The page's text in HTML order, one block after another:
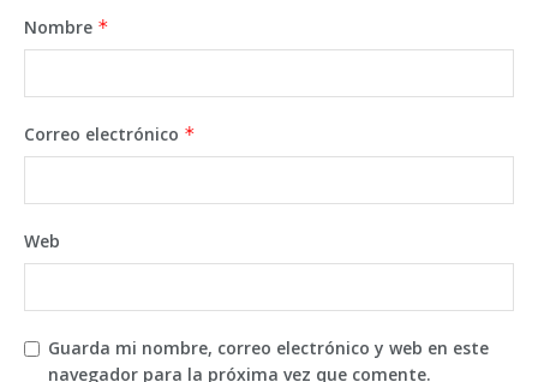
Nombre *
Correo electrónico *
Web
Guarda mi nombre, correo electrónico y web en este
navegador para la próxima vez que comente.